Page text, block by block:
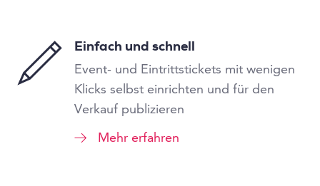
Einfach und schnell
Event- und Eintrittstickets mit wenigen
Klicks selbst einrichten und für den
Verkauf publizieren
Mehr erfahren